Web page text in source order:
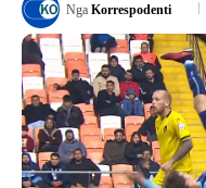
Nga Korrespodenti